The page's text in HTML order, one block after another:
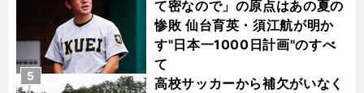
て密なので」の原点はあの夏の
惨敗 仙台育英・須江航が明か
す"日本一1000日計画"のすべ
て
高校サッカーから補欠がいなく
5